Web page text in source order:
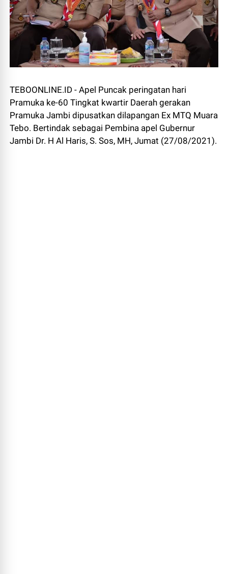
TEBOONLINE.ID - Apel Puncak peringatan hari
Pramuka ke-60 Tingkat kwartir Daerah gerakan
Pramuka Jambi dipusatkan dilapangan Ex MTQ Muara
Tebo. Bertindak sebagai Pembina apel Gubernur
Jambi Dr. H Al Haris, S. Sos, MH, Jumat (27/08/2021).